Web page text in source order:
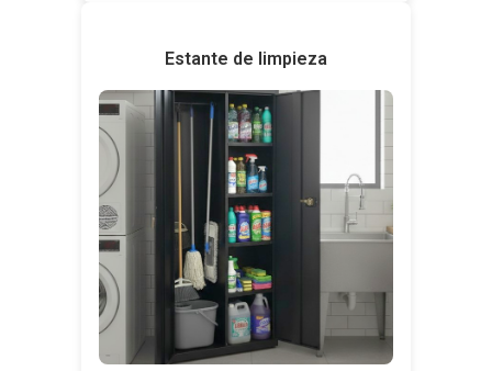
Estante de limpieza